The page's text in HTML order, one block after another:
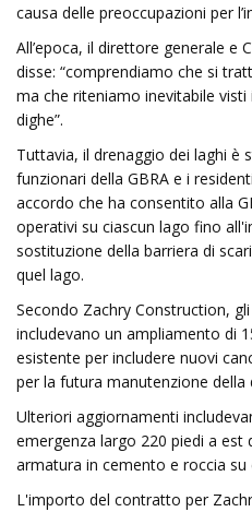
causa delle preoccupazioni per
All’epoca, il direttore generale e
disse: “comprendiamo che si
ma che riteniamo inevitabile
dighe”.
Tuttavia, il drenaggio dei laghi è
funzionari della GBRA e i
accordo che ha consentito alla
operativi su ciascun lago fino
sostituzione della barriera di
quel lago.
Secondo Zachry Construction,
includevano un ampliamento di
esistente per includere nuovi
per la futura manutenzione della
Ulteriori aggiornamenti
emergenza largo 220 piedi a est
armatura in cemento e roccia su
L'importo del contratto per